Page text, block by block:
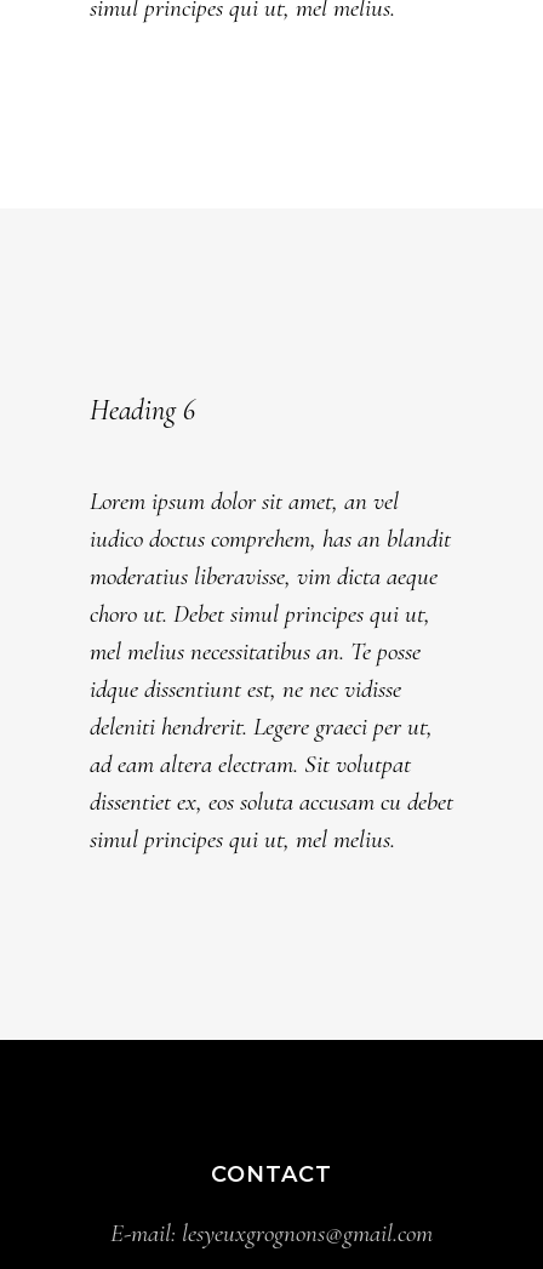
simul principes qui ut, mel melius.
Heading 6
Lorem ipsum dolor sit amet, an vel
iudico doctus comprehem, has an blandit
moderatius liberavisse, vim dicta aeque
choro ut. Debet simul principes qui ut,
mel melius necessitatibus an. Te posse
idque dissentiunt est, ne nec vidisse
deleniti hendrerit. Legere graeci per ut,
ad eam altera electram. Sit volutpat
dissentiet ex, eos soluta accusam cu debet
simul principes qui ut, mel melius.
CONTACT
E-mail: lesyeuxgrognons@gmail.com